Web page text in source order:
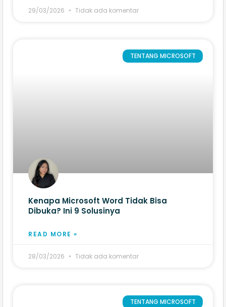
29/03/2026 Tidak ada komentar
TENTANG MICROSOFT
Kenapa Microsoft Word Tidak Bisa
Dibuka? Ini 9​ Solusinya
READ MORE »
28/03/2026 Tidak ada komentar
TENTANG MICROSOFT